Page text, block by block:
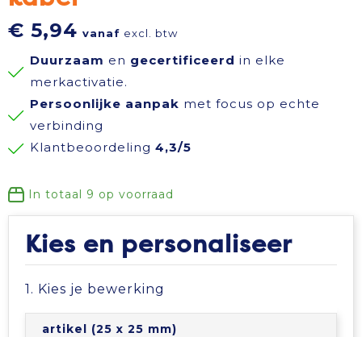
Reisbenodigdheden
Schrijfwaren
Sinterklaas
Sleutelhangers en Lanyards
Snoepgoed
Spellen voor binnen en buiten
Veiligheid, Auto en Fiets
Reflecterende polo's
Reflecterende vesten
Regenkleding
Schoenen
Schorten en Sloven
Sweaters
Veiligheidssignalering en Verlichting
Schoenen
Sweaters
T-Shirts
Vesten
Gilets
Koeltassen en Koelboxen
Koffers en Trolleys
Laptop hoezen en tassen
Lunchtassen
Matrozentassen
Opbergtassen
Papieren tassen
€ 5,94 vanaf excl. btw
Duurzaam en gecertificeerd in elke
merkactivatie.
Persoonlijke aanpak met focus op echte
verbinding
Klantbeoordeling 4,3/5
In totaal 9 op voorraad
Kies en personaliseer
1. Kies je bewerking
artikel (25 x 25 mm)